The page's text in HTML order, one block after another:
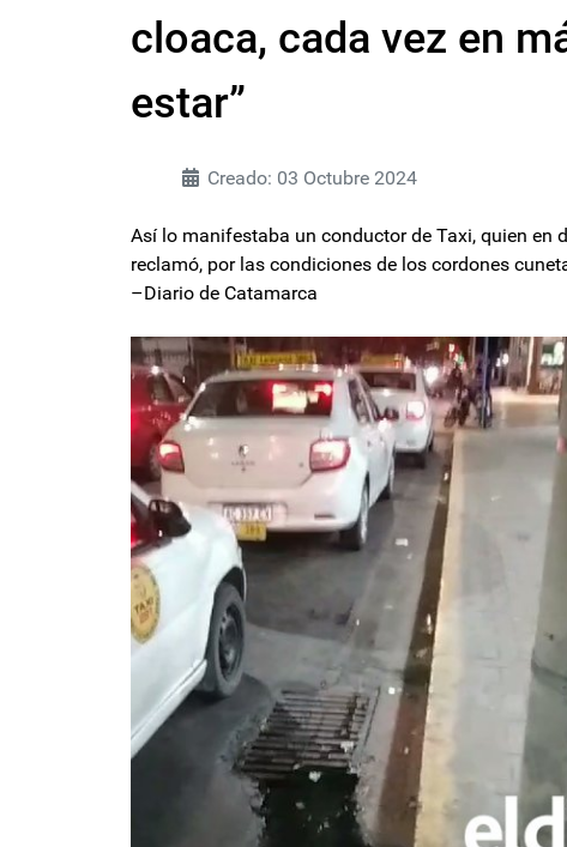
cloaca, cada vez en
estar”
Creado: 03 Octubre 2024
Así lo manifestaba un conductor de Taxi, quien en
reclamó, por las condiciones de los cordones
–Diario de Catamarca